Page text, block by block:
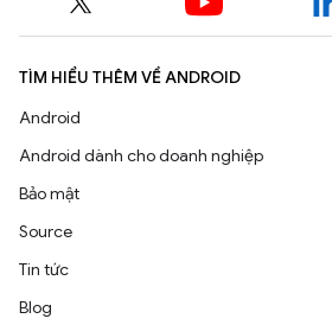
TÌM HIỂU THÊM VỀ ANDROID
Android
Android dành cho doanh nghiệp
Bảo mật
Source
Tin tức
Blog